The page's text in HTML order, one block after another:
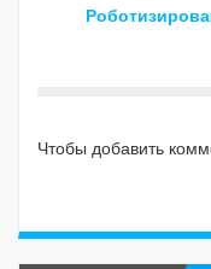
Чтобы добавить